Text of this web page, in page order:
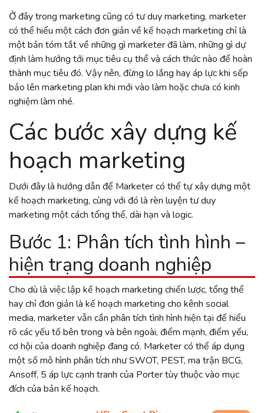
Ở đây trong marketing cũng có tư duy marketing, marketer
có thể hiểu một cách đơn giản về kế hoạch marketing chỉ là
một bản tóm tắt về những gì marketer đã làm, những gì dự
định làm hướng tới mục tiêu cụ thể và cách thức nào để hoàn
thành mục tiêu đó. Vậy nên, đừng lo lắng hay áp lực khi sếp
bảo lên marketing plan khi mới vào làm hoặc chưa có kinh
nghiệm làm nhé.
Các bước xây dựng kế
hoạch marketing
Dưới đây là hướng dẫn để Marketer có thể tự xây dựng một
kế hoạch marketing, cùng với đó là rèn luyện tư duy
marketing một cách tổng thể, dài hạn và logic.
Bước 1: Phân tích tình hình –
hiện trạng doanh nghiệp
Cho dù là việc lập kế hoạch marketing chiến lược, tổng thể
hay chỉ đơn giản là kế hoạch marketing cho kênh social
media, marketer vẫn cần phân tích tình hình hiện tại để hiểu
rõ các yếu tố bên trong và bên ngoài, điểm mạnh, điểm yếu,
cơ hội của doanh nghiệp đang có. Marketer có thể áp dụng
một số mô hình phân tích như SWOT, PEST, ma trận BCG,
Ansoff, 5 áp lực cạnh tranh của Porter tùy thuộc vào mục
đích của bản kế hoạch.